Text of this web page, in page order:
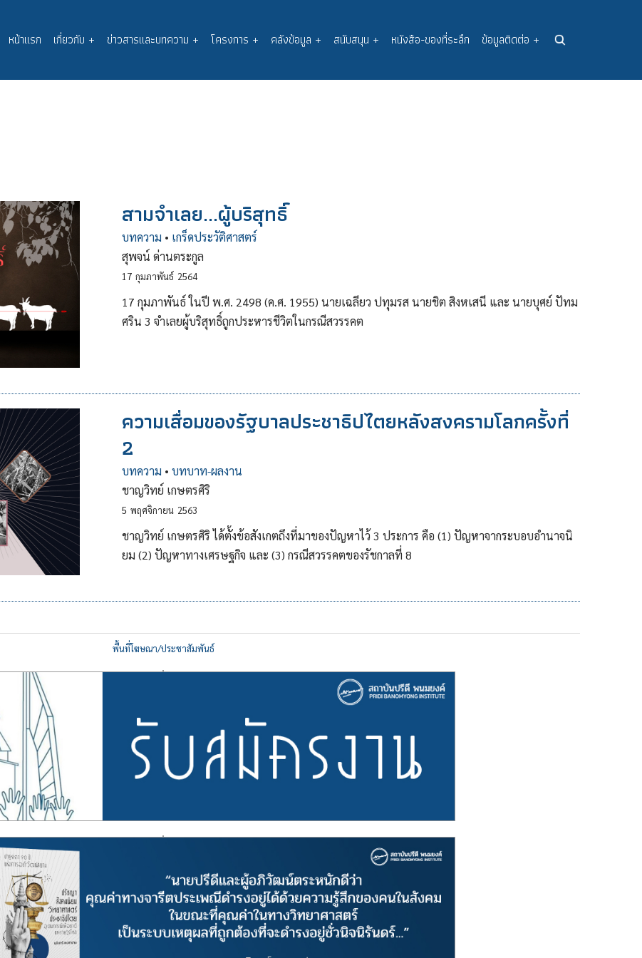
Main
navigation
หน้าแรก เกี่ยวกับ + ข่าวสารและบทความ + โครงการ + คลังข้อมูล + สนับสนุน + หนังสือ-ของที่ระลึก ข้อมูลติดต่อ +
สามจำเลย...ผู้บริสุทธิ์
บทความ • เกร็ดประวัติศาสตร์
สุพจน์ ด่านตระกูล
17 กุมภาพันธ์ 2564
17 กุมภาพันธ์ ในปี พ.ศ. 2498 (ค.ศ. 1955) นายเฉลียว ปทุมรส นายชิต สิงหเสนี และ นายบุศย์ ปัทม
ศริน 3 จำเลยผู้บริสุทธิ์ถูกประหารชีวิตในกรณีสวรรคต
ความเสื่อมของรัฐบาลประชาธิปไตยหลังสงครามโลกครั้งที่
2
บทความ • บทบาท-ผลงาน
ชาญวิทย์ เกษตรศิริ
5 พฤศจิกายน 2563
ชาญวิทย์ เกษตรศิริ ได้ตั้งข้อสังเกตถึงที่มาของปัญหาไว้ 3 ประการ คือ (1) ปัญหาจากระบอบอํานาจนิ
ยม (2) ปัญหาทางเศรษฐกิจ และ (3) กรณีสวรรคตของรัชกาลที่ 8
พื้นที่โฆษณา/ประชาสัมพันธ์